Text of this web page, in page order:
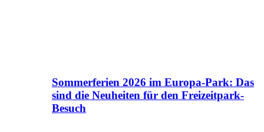
Sommerferien 2026 im Europa-Park: Das
sind die Neuheiten für den Freizeitpark-
Besuch